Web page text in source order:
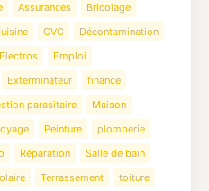
Assurances
Bricolage
CVC
Décontamination
Electros
Emploi
Exterminateur
finance
parasitaire
Maison
Peinture
plomberie
Réparation
Salle de bain
Terrassement
toiture